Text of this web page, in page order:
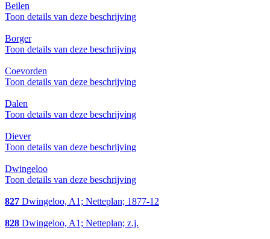
Beilen
Toon details van deze beschrijving
Borger
Toon details van deze beschrijving
Coevorden
Toon details van deze beschrijving
Dalen
Toon details van deze beschrijving
Diever
Toon details van deze beschrijving
Dwingeloo
Toon details van deze beschrijving
827 Dwingeloo, A1; Netteplan; 1877-12
828 Dwingeloo, A1; Netteplan; z.j.